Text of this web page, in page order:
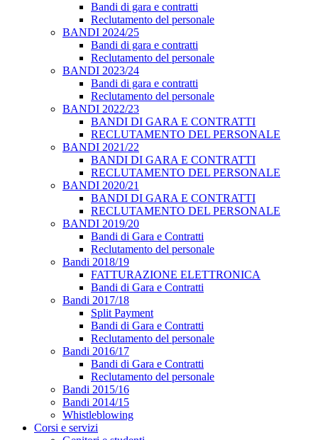
Bandi di gara e contratti
Reclutamento del personale
BANDI 2024/25
Bandi di gara e contratti
Reclutamento del personale
BANDI 2023/24
Bandi di gara e contratti
Reclutamento del personale
BANDI 2022/23
BANDI DI GARA E CONTRATTI
RECLUTAMENTO DEL PERSONALE
BANDI 2021/22
BANDI DI GARA E CONTRATTI
RECLUTAMENTO DEL PERSONALE
BANDI 2020/21
BANDI DI GARA E CONTRATTI
RECLUTAMENTO DEL PERSONALE
BANDI 2019/20
Bandi di Gara e Contratti
Reclutamento del personale
Bandi 2018/19
FATTURAZIONE ELETTRONICA
Bandi di Gara e Contratti
Bandi 2017/18
Split Payment
Bandi di Gara e Contratti
Reclutamento del personale
Bandi 2016/17
Bandi di Gara e Contratti
Reclutamento del personale
Bandi 2015/16
Bandi 2014/15
Whistleblowing
Corsi e servizi